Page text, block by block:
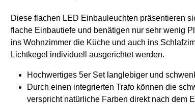
Diese flachen LED Einbauleuchten präsentieren
flache Einbautiefe und benätigen nur sehr wenig
ins Wohnzimmer die Küche und auch ins
Lichtkegel individuell ausgerichtet werden.
Hochwertiges 5er Set langlebiger und
Durch einen integrierten Trafo können die
verspricht natürliche Farben direkt nach dem